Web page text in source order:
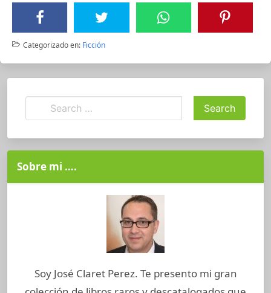
Categorizado en: Ficción
Sobre mi ….
Soy José Claret Perez. Te presento mi gran